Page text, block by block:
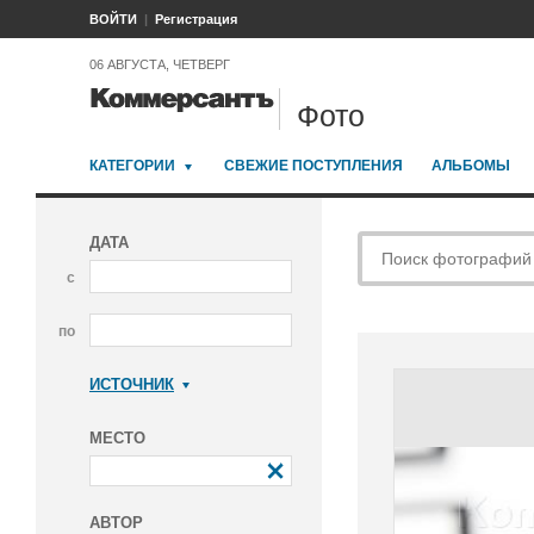
ВОЙТИ Регистрация
06 АВГУСТА, ЧЕТВЕРГ
Фото
КАТЕГОРИИ СВЕЖИЕ ПОСТУПЛЕНИЯ АЛЬБОМЫ
ДАТА
с
по
ИСТОЧНИК
МЕСТО
АВТОР